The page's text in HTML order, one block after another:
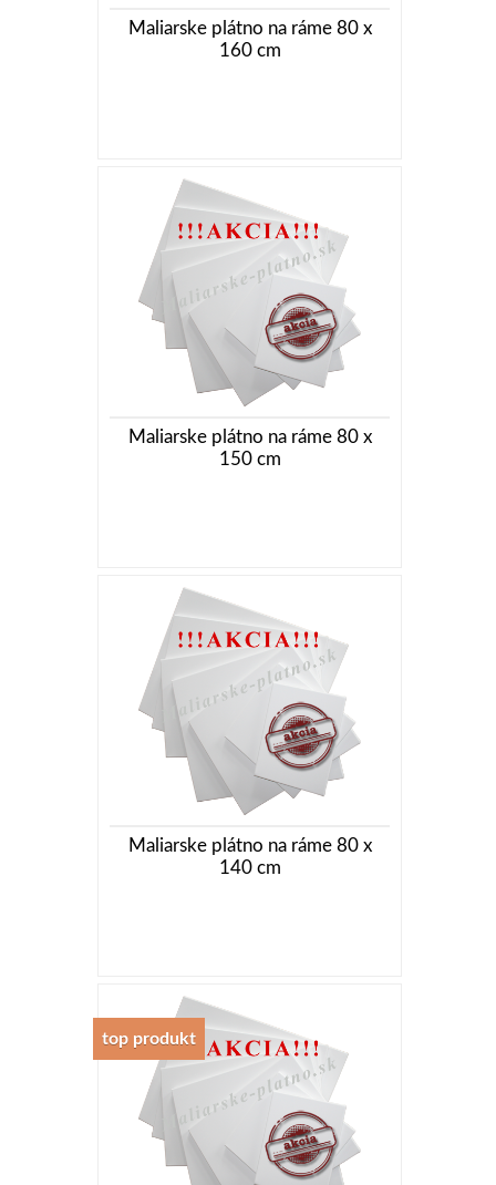
Maliarske plátno na ráme 80 x
160 cm
Maliarske plátno na ráme 80 x
150 cm
Maliarske plátno na ráme 80 x
140 cm
top produkt